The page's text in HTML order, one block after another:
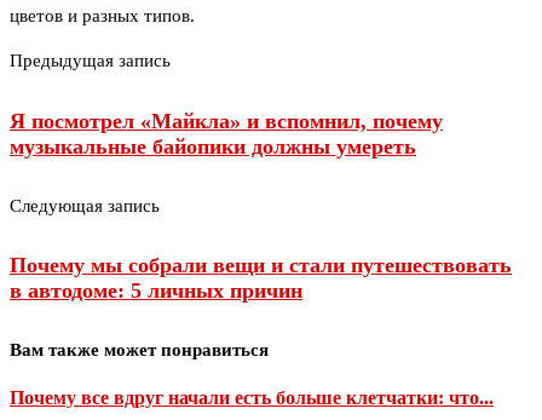
цветов и разных типов.
Предыдущая запись
Я посмотрел «Майкла» и вспомнил, почему
музыкальные байопики должны умереть
Следующая запись
Почему мы собрали вещи и стали путешествовать
в автодоме: 5 личных причин
Вам также может понравиться
Почему все вдруг начали есть больше клетчатки: что...